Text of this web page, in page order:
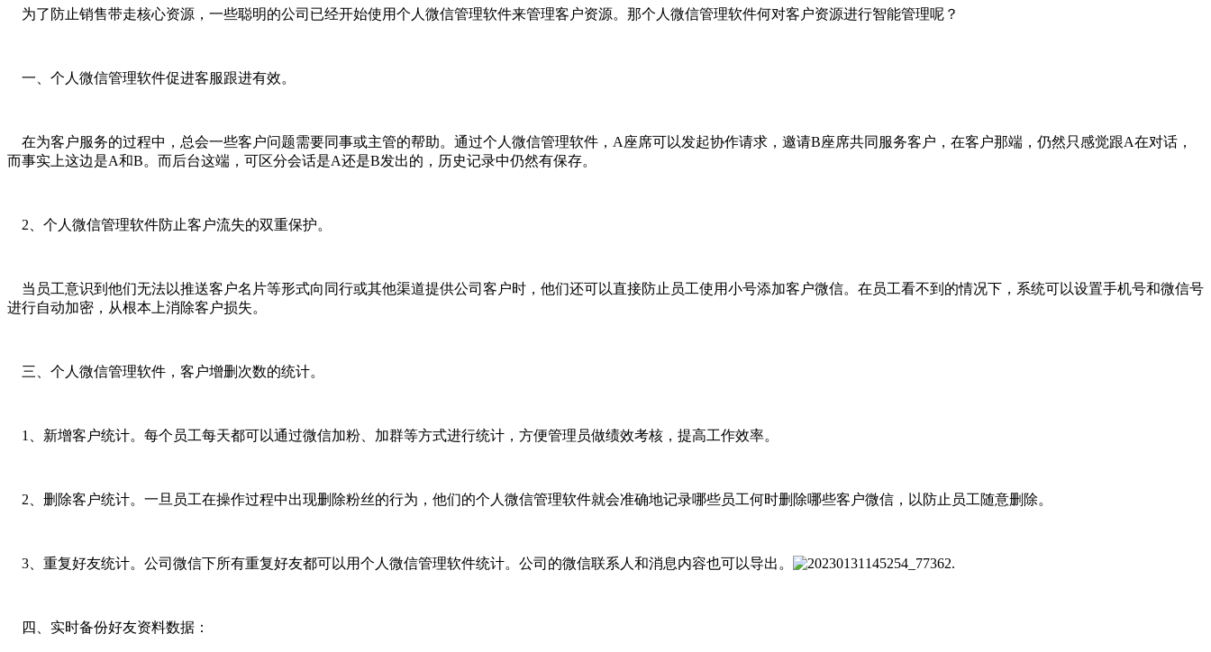
为了防止销售带走核心资源，一些聪明的公司已经开始使用个人微信管理软件来管理客户资源。那个人微信管理软件何对客户资源进行智能管理呢？
一、个人微信管理软件促进客服跟进有效。
在为客户服务的过程中，总会一些客户问题需要同事或主管的帮助。通过个人微信管理软件， A座席可以发起协作请求，邀请B座席共同服务客户，在客户那端，仍然只感觉跟A在对话，
而事实上这边是A和B。而后台这端，可区分会话是A还是B发出的，历史记录中仍然有保存。
2、个人微信管理软件防止客户流失的双重保护。
当员工意识到他们无法以推送客户名片等形式向同行或其他渠道提供公司客户时，他们还可以直接防止员工使用小号添加客户微信。在员工看不到的情况下，系统可以设置手机号和微信号
进行自动加密，从根本上消除客户损失。
三、个人微信管理软件，客户增删次数的统计。
1、新增客户统计。每个员工每天都可以通过微信加粉、加群等方式进行统计，方便管理员做绩效考核，提高工作效率。
2、删除客户统计。一旦员工在操作过程中出现删除粉丝的行为，他们的个人微信管理软件就会准确地记录哪些员工何时删除哪些客户微信，以防止员工随意删除。
3、重复好友统计。公司微信下所有重复好友都可以用个人微信管理软件统计。公司的微信联系人和消息内容也可以导出。
四、实时备份好友资料数据：